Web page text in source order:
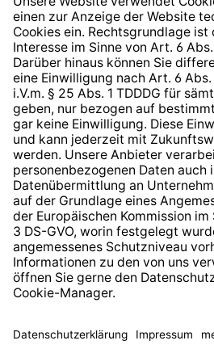
* Alle Preise inkl. gesetzl.
anders